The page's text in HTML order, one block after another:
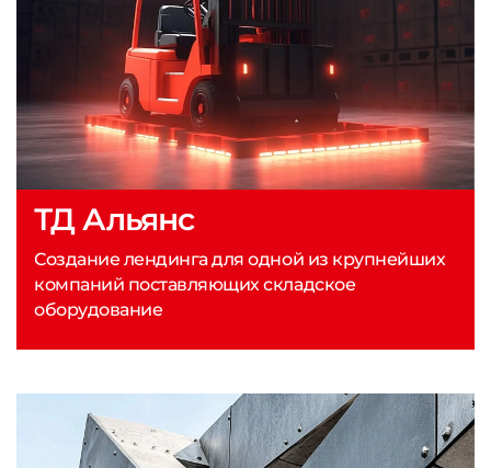
ТД Альянс
Создание лендинга для одной из крупнейших
компаний поставляющих складское
оборудование